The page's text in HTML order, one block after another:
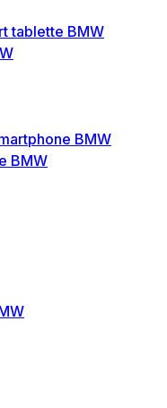
tablette BMW
BMW
BMW